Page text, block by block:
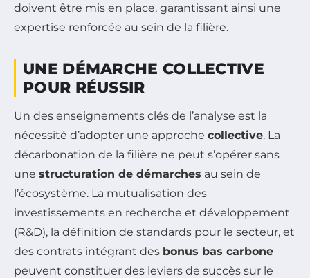
doivent être mis en place, garantissant ainsi une
expertise renforcée au sein de la filière.
UNE DÉMARCHE COLLECTIVE
POUR RÉUSSIR
Un des enseignements clés de l’analyse est la
nécessité d’adopter une approche collective. La
décarbonation de la filière ne peut s’opérer sans
une structuration de démarches au sein de
l’écosystème. La mutualisation des
investissements en recherche et développement
(R&D), la définition de standards pour le secteur, et
des contrats intégrant des bonus bas carbone
peuvent constituer des leviers de succès sur le